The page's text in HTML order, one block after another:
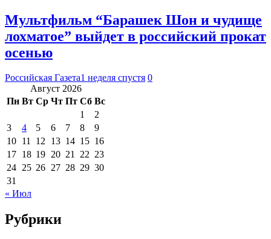
Мультфильм “Барашек Шон и чудище
лохматое” выйдет в российский прокат
осенью
Российская Газета1 неделя спустя 0
Август 2026
Пн Вт Ср Чт Пт Сб Вс
1
2
3
4 5 6 7 8
9
10 11 12 13 14 15 16
17 18 19 20 21 22 23
24 25 26 27 28 29 30
31
« Июл
Рубрики